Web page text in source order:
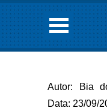
Autor: Bia
Data: 23/09/